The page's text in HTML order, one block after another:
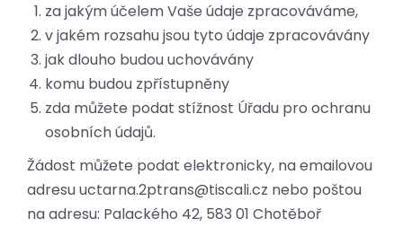
za jakým účelem Vaše údaje zpracováváme,
v jakém rozsahu jsou tyto údaje zpracovávány
jak dlouho budou uchovávány
komu budou zpřístupněny
zda můžete podat stížnost Úřadu pro ochranu
osobních údajů.
Žádost můžete podat elektronicky, na emailovou
adresuuctarna.2ptrans@tiscali.cz nebo poštou
na adresu: Palackého 42, 583 01 Chotěboř